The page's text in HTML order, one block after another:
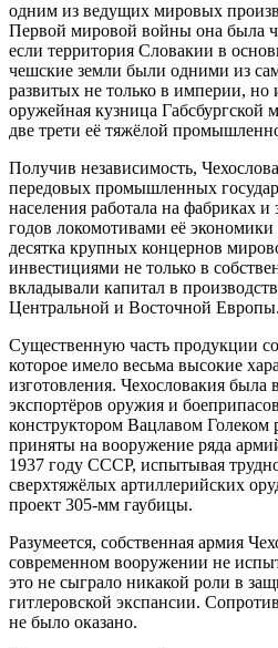
одним из ведущих мировых
Первой мировой войны она была
если территория Словакии в
чешские земли были одними из
развитых не только в империи,
оружейная кузница Габсбургской
две трети её тяжёлой
Получив независимость,
передовых промышленных
населения работала на фабриках и
годов локомотивами её
десятка крупных концернов
инвестициями не только в
вкладывали капитал в
Центральной и Восточной Европы.
Существенную часть продукции
которое имело весьма высокие
изготовления. Чехословакия
экспортёров оружия и
конструктором Вацлавом
приняты на вооружение ряда
1937 году СССР, испытывая
сверхтяжёлых артиллерийских
проект 305-мм гаубицы.
Разумеется, собственная армия
современном вооружении не
это не сыграло никакой роли в
гитлеровской экспансии.
не было оказано.